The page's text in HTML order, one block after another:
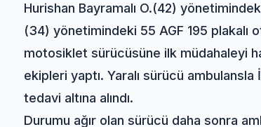
Hurishan Bayramalı O.(42)
(34) yönetimindeki 55 AGF 195 plakalı
motosiklet sürücüsüne ilk müdahaleyi
ekipleri yaptı. Yaralı sürücü
tedavi altına alındı.
Durumu ağır olan sürücü daha sonra